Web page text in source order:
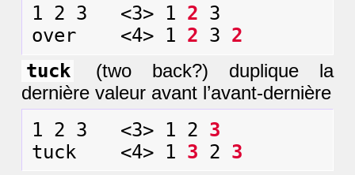
1 2 3   <3> 1 2 3
over    <4> 1 2 3 2
tuck
(two back?) duplique la
dernière valeur avant l’avant-dernière
1 2 3   <3> 1 2 3
tuck    <4> 1 3 2 3